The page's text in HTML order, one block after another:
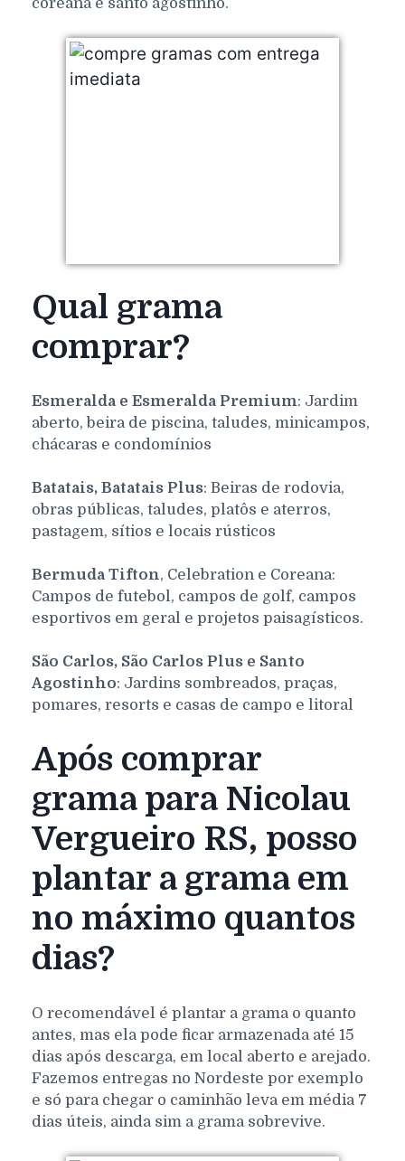
Qual grama
comprar?
Esmeralda e Esmeralda Premium: Jardim
aberto, beira de piscina, taludes, minicampos,
chácaras e condomínios
Batatais, Batatais Plus: Beiras de rodovia,
obras públicas, taludes, platôs e aterros,
pastagem, sítios e locais rústicos
Bermuda Tifton, Celebration e Coreana:
Campos de futebol, campos de golf, campos
esportivos em geral e projetos paisagísticos.
São Carlos, São Carlos Plus e Santo
Agostinho: Jardins sombreados, praças,
pomares, resorts e casas de campo e litoral
Após comprar
grama para Nicolau
Vergueiro RS, posso
plantar a grama em
no máximo quantos
dias?
O recomendável é plantar a grama o quanto
antes, mas ela pode ficar armazenada até 15
dias após descarga, em local aberto e arejado.
Fazemos entregas no Nordeste por exemplo
e só para chegar o caminhão leva em média 7
dias úteis, ainda sim a grama sobrevive.